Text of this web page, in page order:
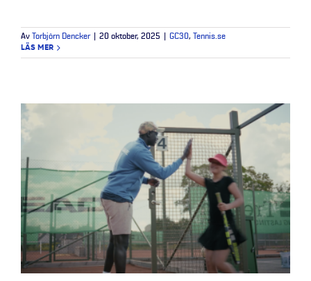
Av Torbjörn Dencker 20 oktober, 2025 GC30, Tennis.se
LÄS MER